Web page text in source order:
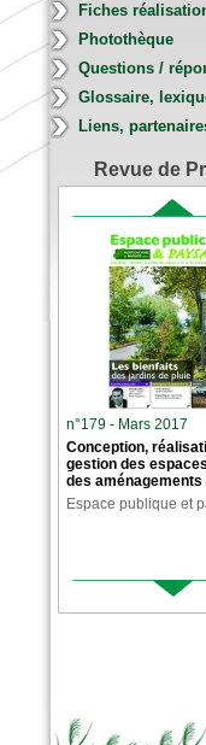
Fiches
Photothèque
Questions /
Glossaire,
Liens,
Revue de
n°179 - Mars 2017
Conception,
gestion des
des aménagements
Espace publique et